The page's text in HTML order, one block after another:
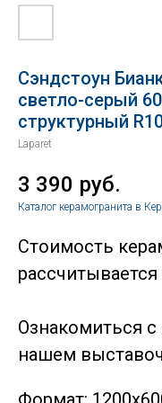
Сэндстоун
светло-серый
структурный
Laparet
3 390 руб.
Каталог керамогранита в
Стоимость
рассчитывается
Ознакомиться
нашем